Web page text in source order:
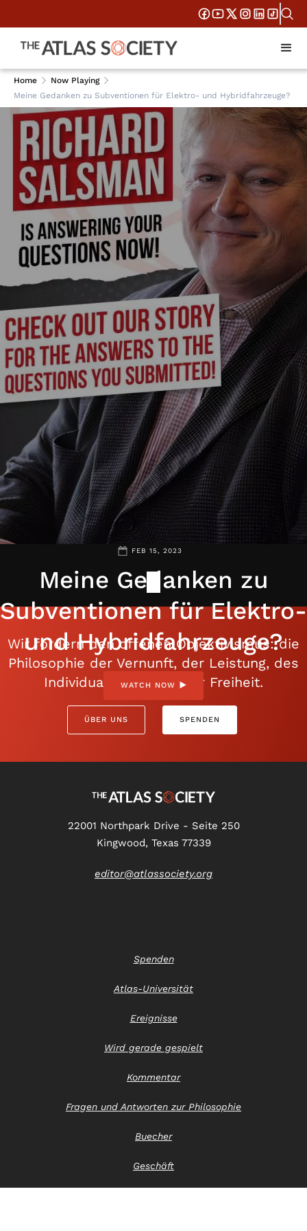
FEB 15, 2023
Meine Gedanken zu
Subventionen für Elektro-
und Hybridfahrzeuge?
WATCH NOW
Home
Now Playing
Meine Gedanken zu Subventionen für Elektro- und Hybridfahrzeuge?
Wir fördern den offenen Objektivismus: die
Philosophie der Vernunft, der Leistung, des
Individualismus und der Freiheit.
ÜBER UNS SPENDEN
22001 Northpark Drive - Seite 250
Kingwood, Texas 77339
editor@atlassociety.org
Spenden
Atlas-Universität
Ereignisse
Wird gerade gespielt
Kommentar
Fragen und Antworten zur Philosophie
Buecher
Geschäft